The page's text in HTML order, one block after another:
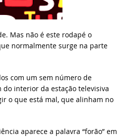
Mas não é este rodapé o
normalmente surge na parte
com um sem número de
interior da estação televisiva
o que está mal, que alinham no
aparece a palavra “forão” em